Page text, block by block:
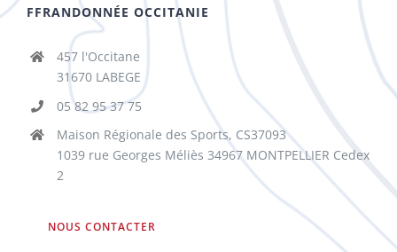
FFRANDONNÉE OCCITANIE
457 l'Occitane
31670 LABEGE
05 82 95 37 75
Maison Régionale des Sports, CS37093
1039 rue Georges Méliès 34967 MONTPELLIER Cedex
2
NOUS CONTACTER